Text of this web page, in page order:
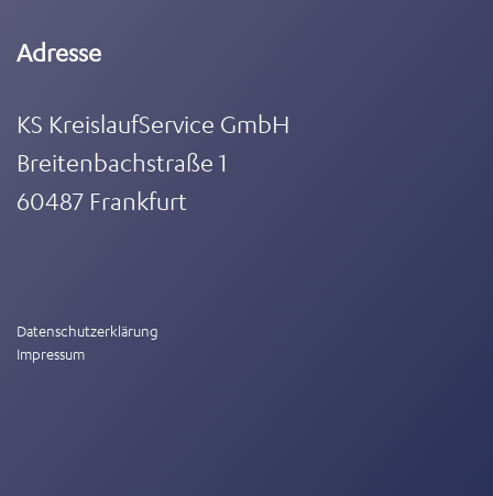
Adresse
KS KreislaufService GmbH
Breitenbachstraße 1
60487 Frankfurt
Datenschutzerklärung
Impressum